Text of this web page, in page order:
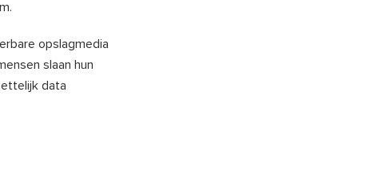
opslagmedia
slaan hun
data